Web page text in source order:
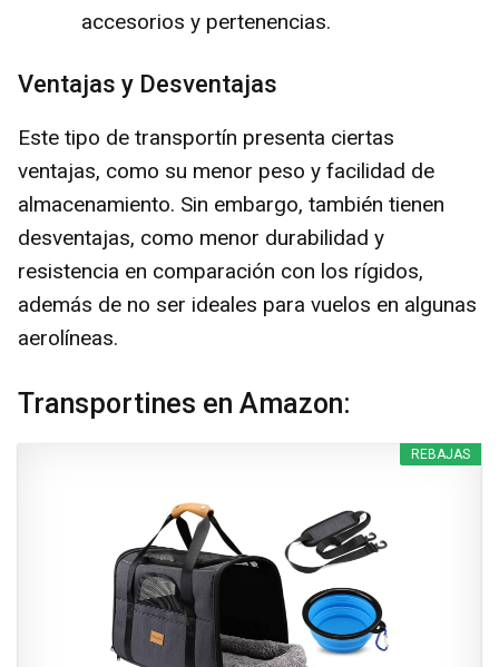
accesorios y pertenencias.
Ventajas y Desventajas
Este tipo de transportín presenta ciertas
ventajas, como su menor peso y facilidad de
almacenamiento. Sin embargo, también tienen
desventajas, como menor durabilidad y
resistencia en comparación con los rígidos,
además de no ser ideales para vuelos en algunas
aerolíneas.
Transportines en Amazon:
REBAJAS